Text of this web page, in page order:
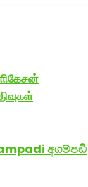
අගම්පඩි